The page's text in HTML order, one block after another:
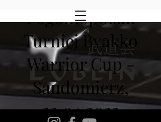
I ogólnopolski
Turniej Byakko
Warrior Cup -
Sandomierz,
22.04.2023